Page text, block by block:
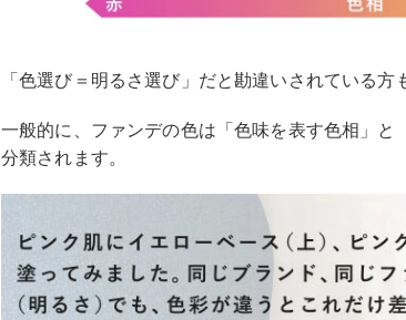
「色選び＝明るさ選び」だと勘違いされている方
一般的に、ファンデの色は「色味を表す色相」
分類されます。